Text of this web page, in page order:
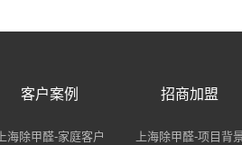
客户案例
上海除甲醛-家庭客户
招商加盟
上海除甲醛-项目背